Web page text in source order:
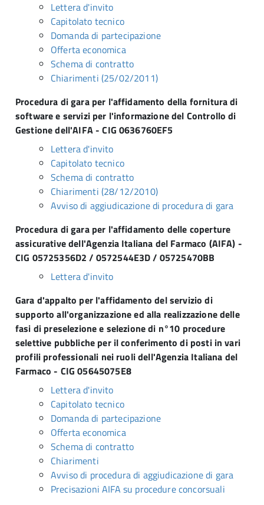
Lettera d'invito
Capitolato tecnico
Domanda di partecipazione
Offerta economica
Schema di contratto
Chiarimenti (25/02/2011)
Procedura di gara per l'affidamento della fornitura di
software e servizi per l'informazione del Controllo di
Gestione dell'AIFA - CIG 0636760EF5
Lettera d'invito
Capitolato tecnico
Schema di contratto
Chiarimenti (28/12/2010)
Avviso di aggiudicazione di procedura di gara
Procedura di gara per l'affidamento delle coperture
assicurative dell'Agenzia Italiana del Farmaco (AIFA) -
CIG 05725356D2 / 0572544E3D / 05725470BB
Lettera d'invito
Gara d'appalto per l'affidamento del servizio di
supporto all'organizzazione ed alla realizzazione delle
fasi di preselezione e selezione di n°10 procedure
selettive pubbliche per il conferimento di posti in vari
profili professionali nei ruoli dell'Agenzia Italiana del
Farmaco - CIG 05645075E8
Lettera d'invito
Capitolato tecnico
Domanda di partecipazione
Offerta economica
Schema di contratto
Chiarimenti
Avviso di procedura di aggiudicazione di gara
Precisazioni AIFA su procedure concorsuali